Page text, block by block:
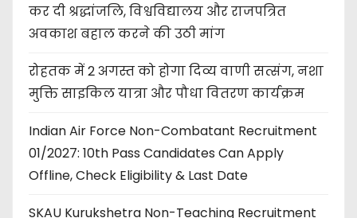
कर दी श्रद्धांजलि, विश्वविद्यालय और राजपत्रित
अवकाश बहाल करने की उठी मांग
रोहतक में 2 अगस्त को होगा दिव्य वाणी सत्संग, नशा
मुक्ति साइकिल यात्रा और पौधा वितरण कार्यक्रम
Indian Air Force Non-Combatant Recruitment
01/2027: 10th Pass Candidates Can Apply
Offline, Check Eligibility & Last Date
SKAU Kurukshetra Non-Teaching Recruitment